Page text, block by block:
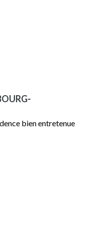
bien entretenue